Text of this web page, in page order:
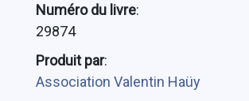
Numéro du livre:
29874
Produit par:
Association Valentin Haüy